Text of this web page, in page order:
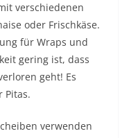
verschiedenen
oder Frischkäse.
für Wraps und
gering ist, dass
geht! Es
Pitas.
verwenden